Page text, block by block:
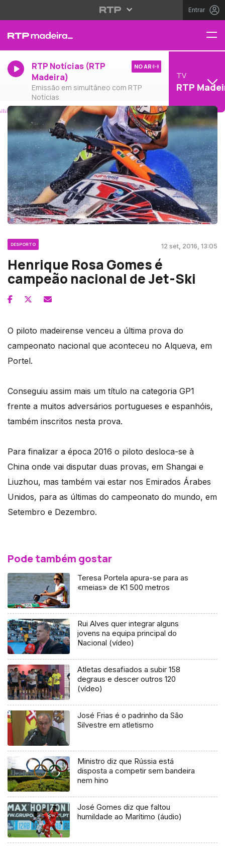
Entrar
RTP Notícias (RTP
Madeira)
Emissão em simultâneo com RTP
Notícias
NO AR
TV
RTP
DESPORTO 12 set, 2016, 13:05
Henrique Rosa Gomes é
campeão nacional de Jet-Ski
O piloto madeirense venceu a última prova do
campeonato nacional que aconteceu no Alqueva, em
Portel.
Conseguiu assim mais um título na categoria GP1
frente a muitos adversários portugueses e espanhóis,
também inscritos nesta prova.
Para finalizar a época 2016 o piloto desloca-se à
China onde vai disputar duas provas, em Shangai e
Liuzhou, mas também vai estar nos Emirados Árabes
Unidos, para as últimas do campeonato do mundo, em
Setembro e Dezembro.
Pode também gostar
Teresa Portela apura-se para as
«meias» de K1 500 metros
Rui Alves quer integrar alguns
jovens na equipa principal do
Nacional (vídeo)
Atletas desafiados a subir 158
degraus e descer outros 120
(vídeo)
José Frias é o padrinho da São
Silvestre em atletismo
Ministro diz que Rússia está
disposta a competir sem bandeira
nem hino
José Gomes diz que faltou
humildade ao Marítimo (áudio)